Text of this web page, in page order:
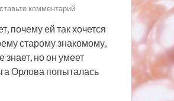
комментарий
почему ей так хочется
старому знакомому,
знает, но он умеет
Орлова попыталась